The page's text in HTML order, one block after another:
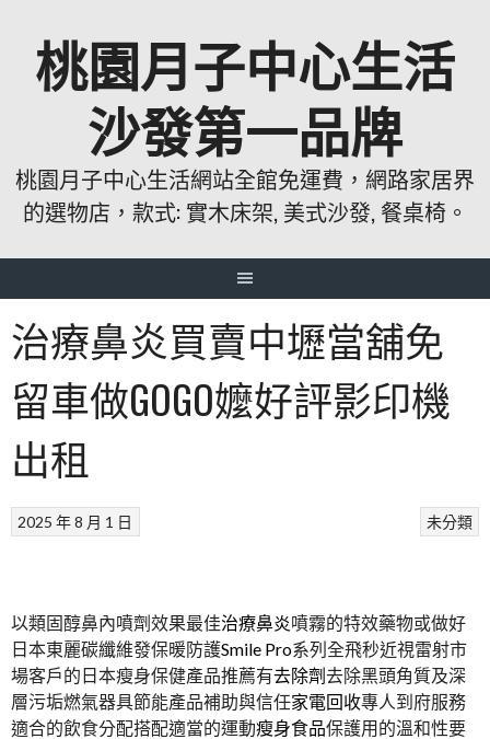
桃園月子中心生活
沙發第一品牌
桃園月子中心生活網站全館免運費，網路家居界
的選物店，款式: 實木床架, 美式沙發, 餐桌椅。
治療鼻炎買賣中壢當舖免
留車做GOGO嬤好評影印機
出租
未分類
2025 年 8 月 1 日
以類固醇鼻內噴劑效果最佳治療鼻炎噴霧的特效藥物或做好
日本東麗碳纖維發保暖防護Smile Pro系列全飛秒近視雷射市
場客戶的日本瘦身保健產品推薦有去除劑去除黑頭角質及深
層污垢燃氣器具節能產品補助與信任家電回收專人到府服務
適合的飲食分配搭配適當的運動瘦身食品保護用的溫和性要